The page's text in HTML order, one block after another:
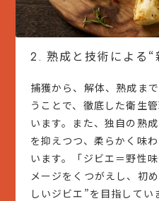
2. 熟成と技術による
捕獲から、解体、熟成ま
うことで、徹底した衛生
います。また、独自の熟
を抑えつつ、柔らかく味
います。「ジビエ＝野性
メージをくつがえし、初
しいジビエ”を目指して